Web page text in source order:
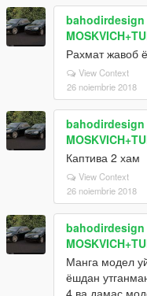
bahodirdesign
Рахмат жавоб
View Context
26 noiembrie 2018
bahodirdesign
Каптива 2 хам
View Context
26 noiembrie 2018
bahodirdesign
Манга модел
ёшдан
4 ва дамас